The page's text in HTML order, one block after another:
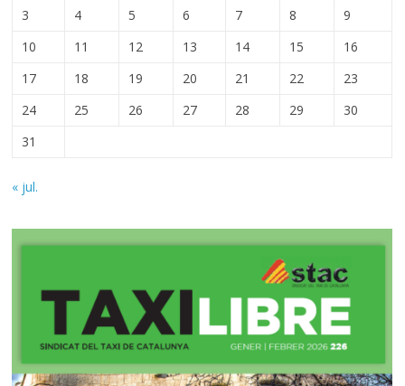
3
4 5 6 7 8
9
10
11 12 13 14 15
16
17
18 19 20 21 22
23
24
25 26 27 28 29
30
31
« jul.